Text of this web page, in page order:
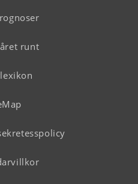
runt